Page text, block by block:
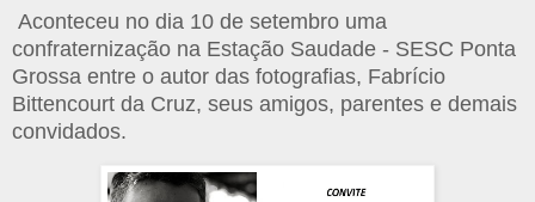
Aconteceu no dia 10 de setembro uma
confraternização na Estação Saudade - SESC Ponta
Grossa entre o autor das fotografias, Fabrício
Bittencourt da Cruz, seus amigos, parentes e demais
convidados.